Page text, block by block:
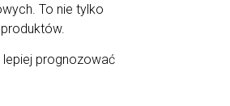
To nie tylko
prognozować